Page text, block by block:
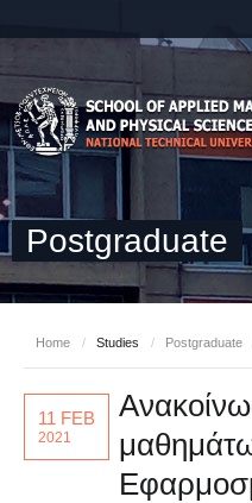
Postgraduate
Home / Studies / Postgraduate
11 FEB
2021